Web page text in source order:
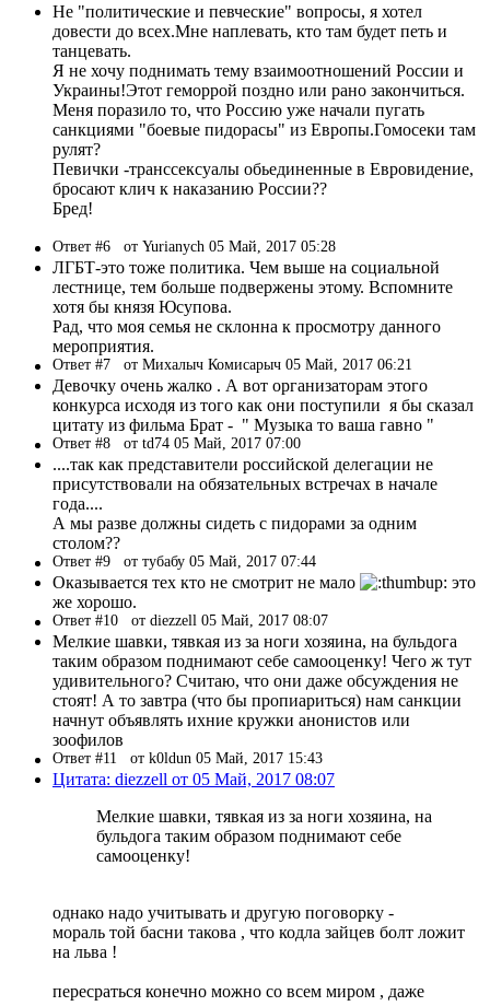
Не "политические и певческие" вопросы, я хотел
довести до всех.Мне наплевать, кто там будет петь и
танцевать.
Я не хочу поднимать тему взаимоотношений России и
Украины!Этот геморрой поздно или рано закончиться.
Меня поразило то, что Россию уже начали пугать
санкциями "боевые пидорасы" из Европы.Гомосеки там
рулят?
Певички -транссексуалы обьединенные в Евровидение,
бросают клич к наказанию России??
Бред!
Ответ #6 от Yurianych 05 Май, 2017 05:28
ЛГБТ-это тоже политика. Чем выше на социальной
лестнице, тем больше подвержены этому. Вспомните
хотя бы князя Юсупова.
Рад, что моя семья не склонна к просмотру данного
мероприятия.
Ответ #7 от Михалыч Комисарыч 05 Май, 2017 06:21
Девочку очень жалко . А вот организаторам этого
конкурса исходя из того как они поступили я бы сказал
цитату из фильма Брат - " Музыка то ваша гавно "
Ответ #8 от td74 05 Май, 2017 07:00
....так как представители российской делегации не
присутствовали на обязательных встречах в начале
года....
А мы разве должны сидеть с пидорами за одним
столом??
Ответ #9 от тубабу 05 Май, 2017 07:44
Оказывается тех кто не смотрит не мало
это
же хорошо.
Ответ #10 от diezzell 05 Май, 2017 08:07
Мелкие шавки, тявкая из за ноги хозяина, на бульдога
таким образом поднимают себе самооценку! Чего ж тут
удивительного? Считаю, что они даже обсуждения не
стоят! А то завтра (что бы пропиариться) нам санкции
начнут объявлять ихние кружки анонистов или
зоофилов
Ответ #11 от k0ldun 05 Май, 2017 15:43
Цитата: diezzell от 05 Май, 2017 08:07
Мелкие шавки, тявкая из за ноги хозяина, на
бульдога таким образом поднимают себе
самооценку!
однако надо учитывать и другую поговорку -
мораль той басни такова , что кодла зайцев болт ложит
на льва !
пересраться конечно можно со всем миром , даже